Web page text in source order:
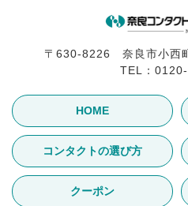
〒630-8226 奈良市小西
TEL：
HOME
コンタクトの選び方
クーポン